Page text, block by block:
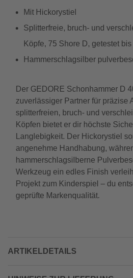
Mit Hickorystiel
Splitterfreie, bruch- und
Köpfe, 75 Shore D, getestet bis
Hammerschlagsilber
Der GEDORE Schonhammer D
zuverlässiger Partner für präzise
splitterfreien, bruch- und
Köpfen bietet er dir höchste
Langlebigkeit. Der Hickorystiel
angenehme Handhabung,
hammerschlagsilberne
Werkzeug ein edles Finish
Projekt zum Kinderspiel – du
geprüfte Markenqualität.
ARTIKELDETAILS